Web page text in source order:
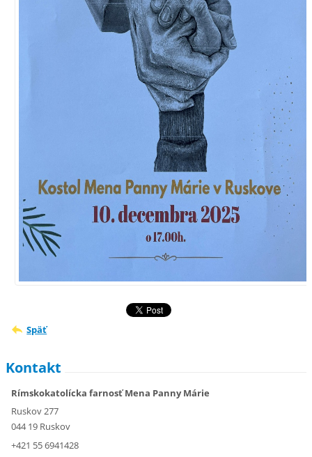
Späť
Kontakt
Rímskokatolícka farnosť Mena Panny Márie
Ruskov 277
044 19 Ruskov
+421 55 6941428